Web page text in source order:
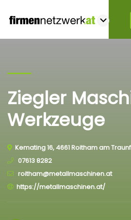
Ziegler
Werkzeuge
Kemating 16, 4661 Roitham am
07613 8282
roitham@metallmaschinen.at
https://metallmaschinen.at/